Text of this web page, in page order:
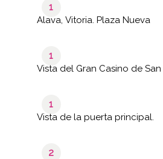
1
Alava, Vitoria. Plaza Nueva
1
Vista del Gran Casino de San
1
Vista de la puerta principal.
2